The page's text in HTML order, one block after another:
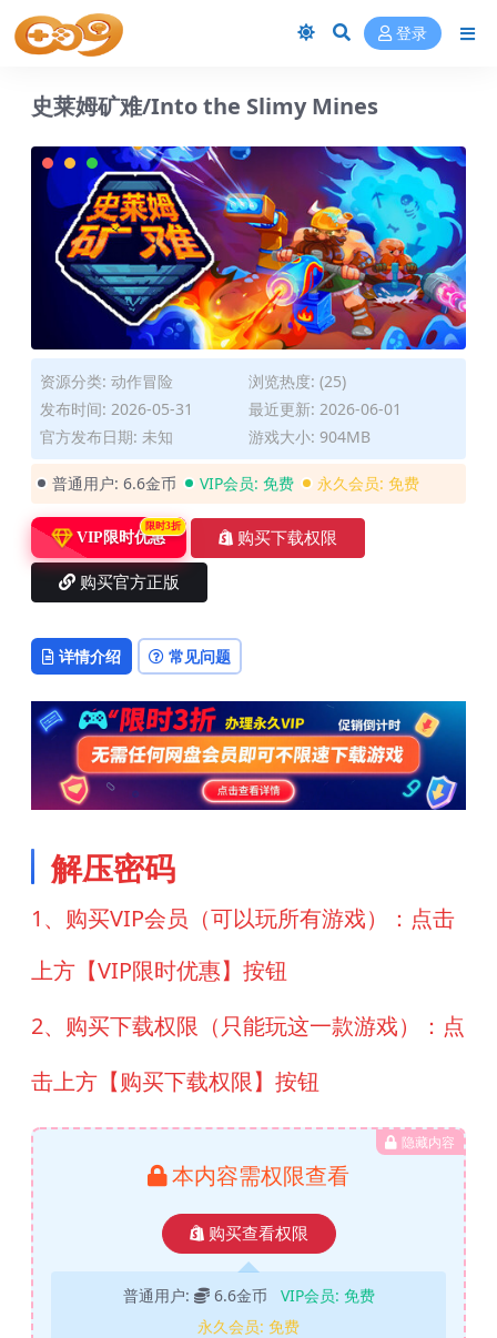
登录
史莱姆矿难/Into the Slimy Mines
资源分类: 动作冒险
浏览热度: (25)
发布时间: 2026-05-31
最近更新: 2026-06-01
官方发布日期: 未知
游戏大小: 904MB
普通用户: 6.6金币 VIP会员: 免费 永久会员: 免费
VIP限时优惠
限时3折
购买下载权限
购买官方正版
详情介绍 常见问题
解压密码
1、购买VIP会员（可以玩所有游戏）：点击
上方【VIP限时优惠】按钮
2、购买下载权限（只能玩这一款游戏）：点
击上方【购买下载权限】按钮
隐藏内容
本内容需权限查看
购买查看权限
普通用户: 6.6金币 VIP会员: 免费
永久会员: 免费